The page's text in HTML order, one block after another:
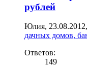
рублей
Юлия, 23.08.2012
дачных домов,
Ответов:
149